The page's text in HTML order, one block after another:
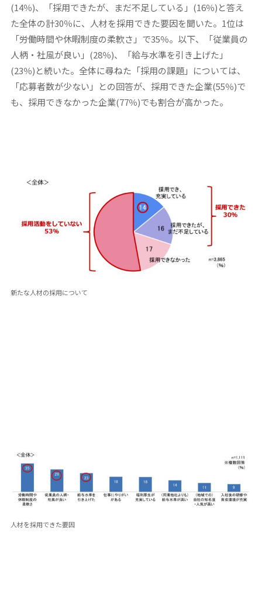
(14％)、「採用できたが、まだ不足している」(16％)と答え
た全体の計30％に、人材を採用できた要因を聞いた。1位は
「労働時間や休暇制度の柔軟さ」で35％。以下、「従業員の
人柄・社風が良い」(28％)、「給与水準を引き上げた」
(23％)と続いた。全体に尋ねた「採用の課題」については、
「応募者数が少ない」との回答が、採用できた企業(55％)で
も、採用できなかった企業(77％)でも割合が高かった。
新たな人材の採用について
人材を採用できた要因